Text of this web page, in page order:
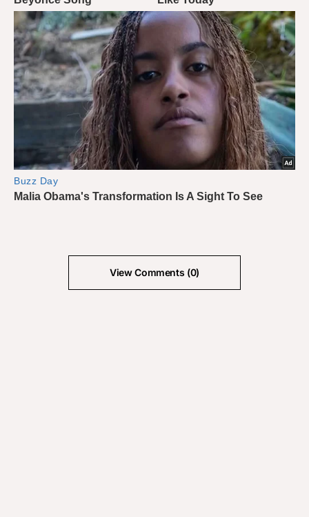
View Comments (0)